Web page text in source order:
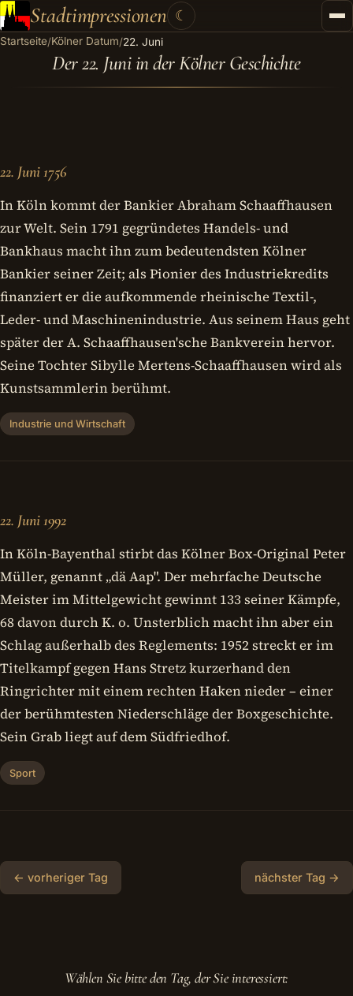
Stadtimpressionen
Startseite
Stadtführungen
Kontakt
Kategorien▾
☾
Startseite/Kölner Datum/22. Juni
Der 22. Juni in der Kölner Geschichte
22. Juni 1756
In Köln kommt der Bankier Abraham Schaaffhausen
zur Welt. Sein 1791 gegründetes Handels- und
Bankhaus macht ihn zum bedeutendsten Kölner
Bankier seiner Zeit; als Pionier des Industriekredits
finanziert er die aufkommende rheinische Textil-,
Leder- und Maschinenindustrie. Aus seinem Haus geht
später der A. Schaaffhausen'sche Bankverein hervor.
Seine Tochter Sibylle Mertens-Schaaffhausen wird als
Kunstsammlerin berühmt.
Industrie und Wirtschaft
22. Juni 1992
In Köln-Bayenthal stirbt das Kölner Box-Original Peter
Müller, genannt „dä Aap". Der mehrfache Deutsche
Meister im Mittelgewicht gewinnt 133 seiner Kämpfe,
68 davon durch K. o. Unsterblich macht ihn aber ein
Schlag außerhalb des Reglements: 1952 streckt er im
Titelkampf gegen Hans Stretz kurzerhand den
Ringrichter mit einem rechten Haken nieder – einer
der berühmtesten Niederschläge der Boxgeschichte.
Sein Grab liegt auf dem Südfriedhof.
Sport
← vorheriger Tag nächster Tag →
Wählen Sie bitte den Tag, der Sie interessiert: